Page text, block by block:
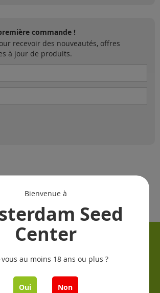
commande !
recevoir des nouveautés, offres
à jour de produits.
Bienvenue à
Seed
Center
vous au moins 18 ans ou plus ?
Oui Non